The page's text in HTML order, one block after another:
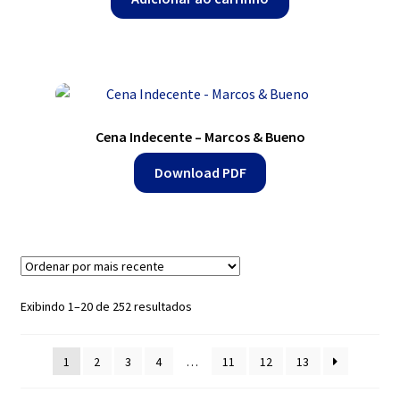
Cena Indecente – Marcos & Bueno
Download PDF
Exibindo 1–20 de 252 resultadosClassificado
recente
1 2 3 4 … 11 12 13